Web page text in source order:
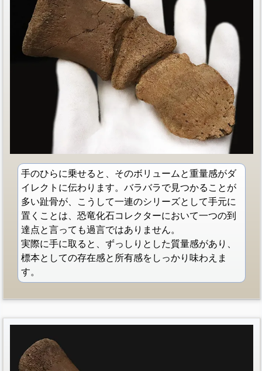
手のひらに乗せると、そのボリュームと重量感がダ
イレクトに伝わります。バラバラで見つかることが
多い趾骨が、こうして一連のシリーズとして手元に
置くことは、恐竜化石コレクターにおいて一つの到
達点と言っても過言ではありません。
実際に手に取ると、ずっしりとした質量感があり、
標本としての存在感と所有感をしっかり味わえま
す。